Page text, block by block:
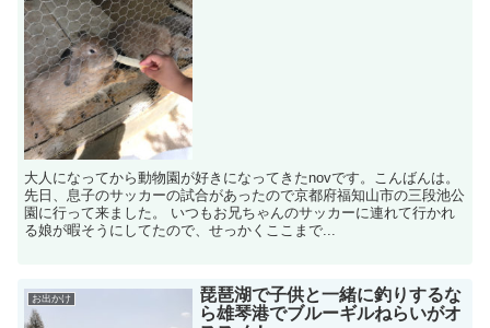
大人になってから動物園が好きになってきたnovです。こんばんは。
先日、息子のサッカーの試合があったので京都府福知山市の三段池公
園に行って来ました。 いつもお兄ちゃんのサッカーに連れて行かれ
る娘が暇そうにしてたので、せっかくここまで...
お出かけ
琵琶湖で子供と一緒に釣りするな
ら雄琴港でブルーギルねらいがオ